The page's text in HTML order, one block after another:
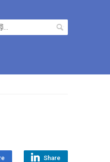
Share